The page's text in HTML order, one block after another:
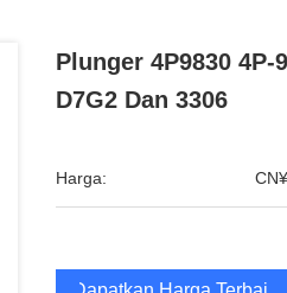
Plunger 4P9830
D7G2 Dan 3306
Harga: